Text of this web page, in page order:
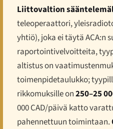
Liittovaltion
teleoperaattori,
yhtiö), joka ei täytä ACA:n
raportointivelvoitteita,
altistus on
toimenpidetaulukko;
rikkomuksille on250–25
000 CAD/päivä katto
pahennettuun toimintaan.